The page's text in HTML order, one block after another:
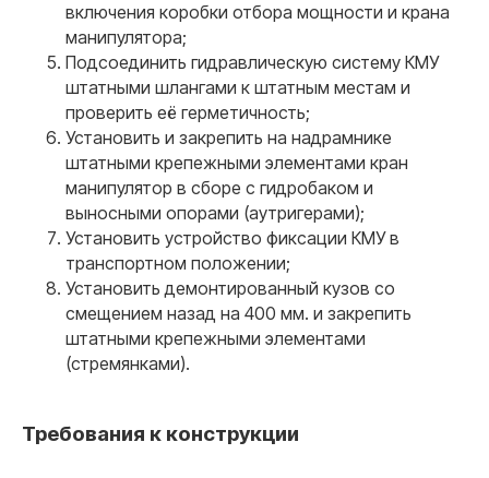
включения коробки отбора мощности и крана
манипулятора;
Подсоединить гидравлическую систему КМУ
штатными шлангами к штатным местам и
проверить её герметичность;
Установить и закрепить на надрамнике
штатными крепежными элементами кран
манипулятор в сборе с гидробаком и
выносными опорами (аутригерами);
Установить устройство фиксации КМУ в
транспортном положении;
Установить демонтированный кузов со
смещением назад на 400 мм. и закрепить
штатными крепежными элементами
(стремянками).
Требования к конструкции
04
Лаборатория с гос.
аккредитацией
У нас своя собственная аккредитованная
для наших клиентов и высокую скорость выдачи